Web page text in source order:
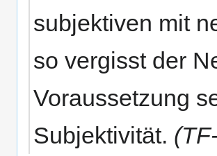
subjektiven mit
so vergisst der
Voraussetzung
Subjektivität.